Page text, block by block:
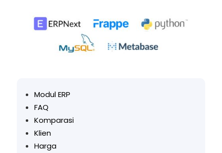
Modul ERP
FAQ
Komparasi
Klien
Harga